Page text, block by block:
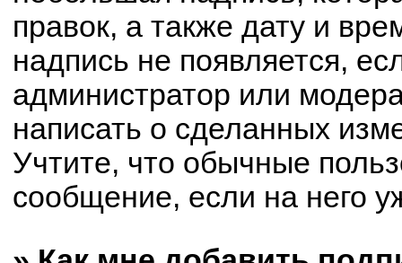
правок, а также дату и
надпись не появляется,
администратор или
написать о сделанных
Учтите, что обычные
сообщение, если на него